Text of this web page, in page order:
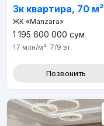
3к квартира, 70 м²
ЖК «Manzara»
1 195 600 000 сум
17 млн/м² 7/9 эт.
Позвонить